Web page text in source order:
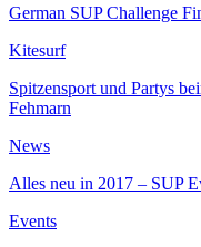
German SUP Challenge
Kitesurf
Spitzensport und Partys
Fehmarn
News
Alles neu in 2017 – SUP
Events